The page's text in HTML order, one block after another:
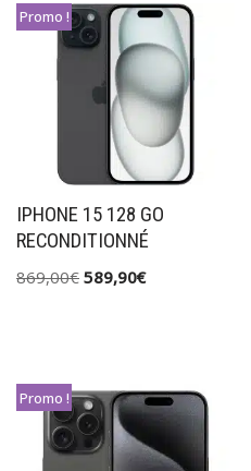
Promo !
IPHONE 15 128 GO
RECONDITIONNÉ
869,00€ 589,90€
Promo !